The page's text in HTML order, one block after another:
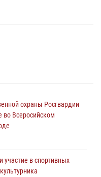
охраны Росгвардии
во Всеросийском
в спортивных